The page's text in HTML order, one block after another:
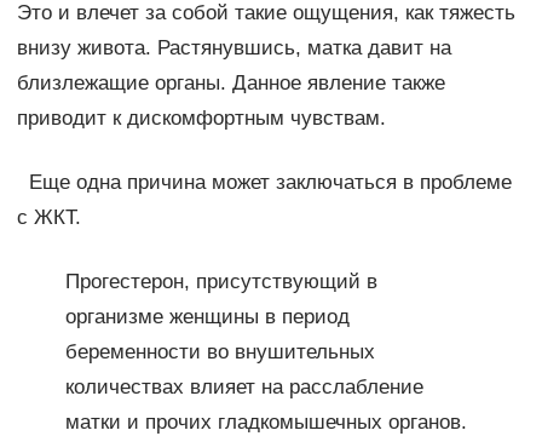
Это и влечет за собой такие ощущения, как тяжесть
внизу живота. Растянувшись, матка давит на
близлежащие органы. Данное явление также
приводит к дискомфортным чувствам.
Еще одна причина может заключаться в проблеме
с ЖКТ.
Прогестерон, присутствующий в
организме женщины в период
беременности во внушительных
количествах влияет на расслабление
матки и прочих гладкомышечных органов.